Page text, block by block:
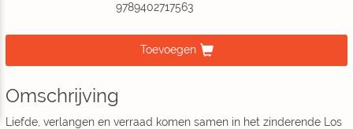
9789402717563
Toevoegen
Omschrijving
Liefde, verlangen en verraad komen samen in het zinderende Los